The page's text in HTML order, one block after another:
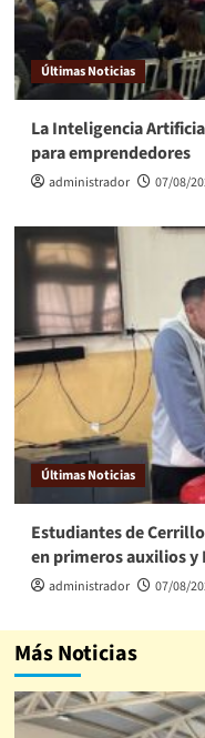
Últimas Noticias
La Inteligencia
para emprendedores
administrador 07/08/
Últimas Noticias
Estudiantes de
en primeros auxilios y
administrador 07/08/
Más Noticias